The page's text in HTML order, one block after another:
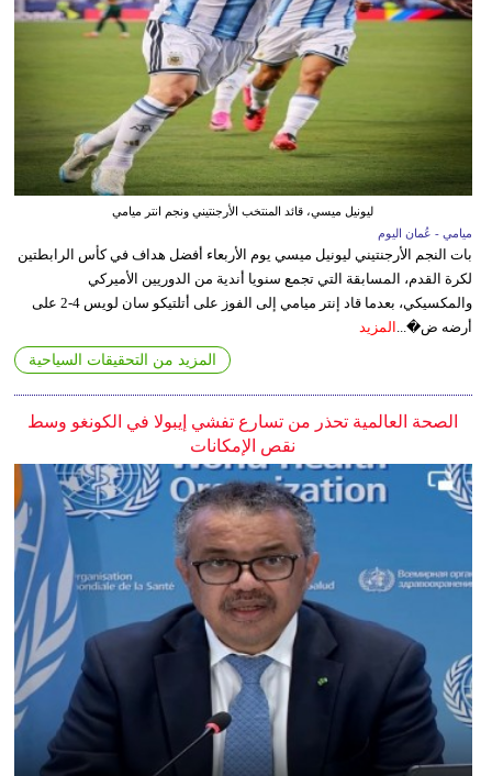
ليونيل ميسي، قائد المنتخب الأرجنتيني ونجم انتر ميامي
ميامي - عُمان اليوم
بات النجم الأرجنتيني ليونيل ميسي يوم الأربعاء أفضل هداف في كأس الرابطتين
لكرة القدم، المسابقة التي تجمع سنويا أندية من الدوريين الأميركي
والمكسيكي، بعدما قاد إنتر ميامي إلى الفوز على أتلتيكو سان لويس 4-2 على
أرضه ض�... المزيد
المزيد من التحقيقات السياحية
الصحة العالمية تحذر من تسارع تفشي إيبولا في الكونغو وسط
نقص الإمكانات